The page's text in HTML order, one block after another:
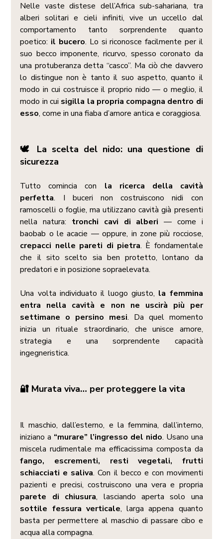
Nelle vaste distese dell’Africa sub-sahariana, tra
alberi solitari e cieli infiniti, vive un uccello dal
comportamento tanto sorprendente quanto
poetico: il bucero. Lo si riconosce facilmente per il
suo becco imponente, ricurvo, spesso coronato da
una protuberanza detta “casco”. Ma ciò che davvero
lo distingue non è tanto il suo aspetto, quanto il
modo in cui costruisce il proprio nido — o meglio, il
modo in cui sigilla la propria compagna dentro di
esso, come in una fiaba d’amore antica e coraggiosa.
🕊️ La scelta del nido: una questione di
sicurezza
Tutto comincia con la ricerca della cavità
perfetta. I buceri non costruiscono nidi con
ramoscelli o foglie, ma utilizzano cavità già presenti
nella natura: tronchi cavi di alberi — come i
crepacci nelle pareti di pietra. È fondamentale
che il sito scelto sia ben protetto, lontano da
predatori e in posizione sopraelevata.
Una volta individuato il luogo giusto, la femmina
entra nella cavità e non ne uscirà più per
settimane o persino mesi. Da quel momento
inizia un rituale straordinario, che unisce amore,
strategia e una sorprendente capacità
ingegneristica.
🔐 Murata viva… per proteggere la vita
Il maschio, dall’esterno, e la femmina, dall’interno,
iniziano a “murare” l’ingresso del nido. Usano una
fango, escrementi, resti vegetali, frutti
schiacciati e saliva. Con il becco e con movimenti
parete di chiusura
sottile fessura verticale, larga appena quanto
basta per permettere al maschio di passare cibo e
acqua alla compagna.